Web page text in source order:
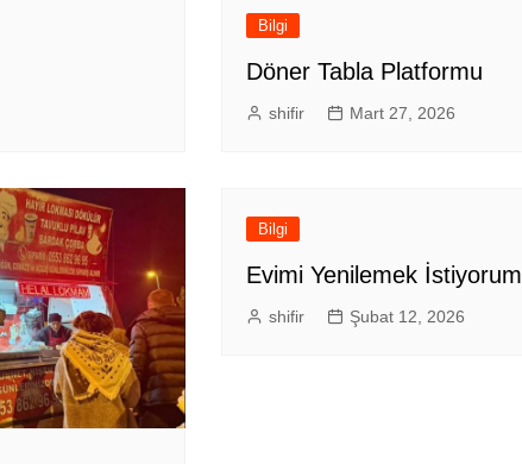
Bilgi
Döner Tabla Platformu
shifir Mart 27, 2026
Bilgi
Evimi Yenilemek İstiyorum
shifir Şubat 12, 2026